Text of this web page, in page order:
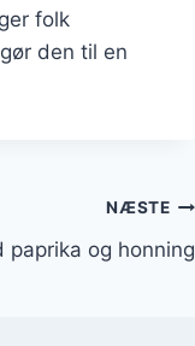
folk
den til en
NÆSTE
paprika og honning